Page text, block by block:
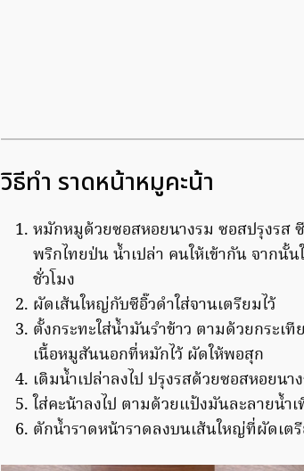
วิธีทำ ราดหน้าหมูคะน้า
หมักหมูด้วยซอสหอยนางรม ซอสปรุงรส
พริกไทยป่น น้ำเปล่า คนให้เข้ากัน จากนั้
ชั่วโมง
ผัดเส้นใหญ่กับซีอิ๊วดำใส่จานเตรียมไว้
ตั้งกระทะใส่น้ำมันรำข้าว ตามด้วยกระเ
เนื้อหมูสันนอกที่หมักไว้ ผัดให้พอสุก
เติมน้ำเปล่าลงไป ปรุงรสด้วยซอสหอยน
ใส่คะน้าลงไป ตามด้วยแป้งมันละลายน้ำ
ตักน้ำราดหน้าราดลงบนเส้นใหญ่ที่ผัดเต